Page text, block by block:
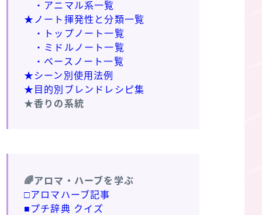
・アニマル系一覧
★ノート揮発性と分類一覧
・トップノート一覧
・ミドルノート一覧
・ベースノート一覧
★シーン別使用法例
★目的別ブレンドレシピ集
★香りの系統
🌈アロマ・ハーブを学ぶ
□アロマハーブ記事
■プチ辞典 クイズ